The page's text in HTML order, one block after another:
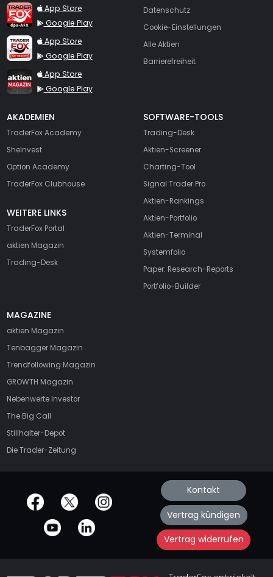
TraderFox dpa-AFX ProFeed
App Store
Google Play
TraderFox Live Trading
App Store
Google Play
TraderFox aktien Magazin
App Store
Google Play
Datenschutz
Cookie-Einstellungen
Alle Aktien
Barrierefreiheit
AKADEMIEN
TraderFox Academy
SheInvest
Option Academy
TraderFox Clubhouse
WEITERE LINKS
TraderFox Portal
aktien Magazin
Trading-Desk
SOFTWARE-TOOLS
Trading-Desk
Aktien-Screener
Charting-Tool
Signal Trader Pro
Aktien-Rankings
Aktien-Portfolio
Aktien-Terminal
Systemfolio
Paper: Research-Reports
Portfolio-Builder
MAGAZINE
aktien Magazin
Tenbagger Magazin
Trendfollowing Magazin
GROWTH Magazin
Nebenwerte Investor
The Big Call
Stillhalter-Depot
Die Trader-Zeitung
offizielle Social Media-Accounts Kontakt
Vertrag kündigen
Vertrag widerrufen